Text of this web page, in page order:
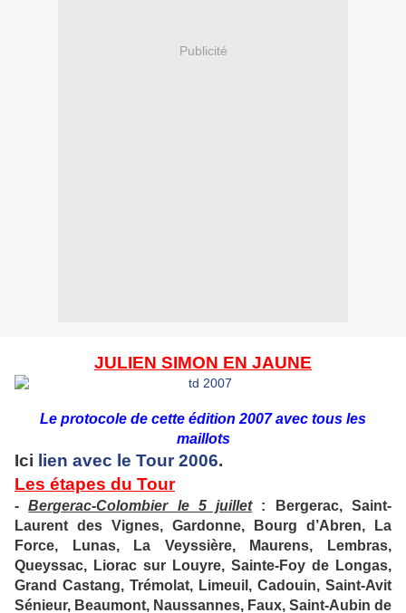
Publicité
JULIEN SIMON EN JAUNE
Le protocole de cette édition 2007 avec tous les
maillots
Ici lien avec le Tour 2006.
Les étapes du Tour
-Bergerac-Colombier le 5 juillet: Bergerac, Saint-
Laurent des Vignes, Gardonne, Bourg d’Abren, La
Force, Lunas, La Veyssière, Maurens, Lembras,
Queyssac, Liorac sur Louyre, Sainte-Foy de Longas,
Grand Castang, Trémolat, Limeuil, Cadouin, Saint-Avit
Sénieur, Beaumont, Naussannes, Faux, Saint-Aubin de